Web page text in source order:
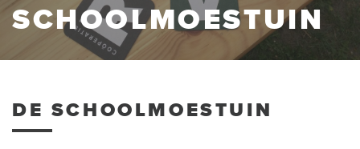
SCHOOLMOESTUIN
DE SCHOOLMOESTUIN